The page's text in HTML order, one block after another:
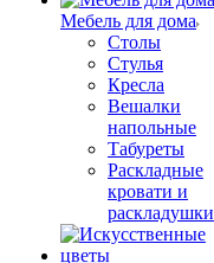
Мебель для дома
Столы
Стулья
Кресла
Вешалки
напольные
Табуреты
Раскладные
кровати и
раскладушки